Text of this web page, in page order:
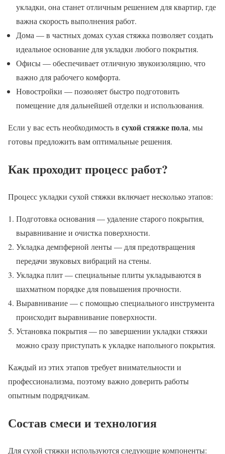
укладки, она станет отличным решением для квартир, где
важна скорость выполнения работ.
Дома — в частных домах сухая стяжка позволяет создать
идеальное основание для укладки любого покрытия.
Офисы — обеспечивает отличную звукоизоляцию, что
важно для рабочего комфорта.
Новостройки — позволяет быстро подготовить
помещение для дальнейшей отделки и использования.
Если у вас есть необходимость в сухой стяжке пола, мы
готовы предложить вам оптимальные решения.
Как проходит процесс работ?
Процесс укладки сухой стяжки включает несколько этапов:
Подготовка основания — удаление старого покрытия,
выравнивание и очистка поверхности.
Укладка демпферной ленты — для предотвращения
передачи звуковых вибраций на стены.
Укладка плит — специальные плиты укладываются в
шахматном порядке для повышения прочности.
Выравнивание — с помощью специального инструмента
происходит выравнивание поверхности.
Установка покрытия — по завершении укладки стяжки
можно сразу приступать к укладке напольного покрытия.
Каждый из этих этапов требует внимательности и
профессионализма, поэтому важно доверить работы
опытным подрядчикам.
Состав смеси и технология
Для сухой стяжки используются следующие компоненты: